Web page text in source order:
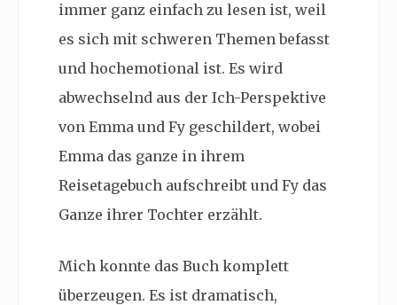
immer ganz einfach zu lesen ist, weil
es sich mit schweren Themen befasst
und hochemotional ist. Es wird
abwechselnd aus der Ich-Perspektive
von Emma und Fy geschildert, wobei
Emma das ganze in ihrem
Reisetagebuch aufschreibt und Fy das
Ganze ihrer Tochter erzählt.
Mich konnte das Buch komplett
überzeugen. Es ist dramatisch,